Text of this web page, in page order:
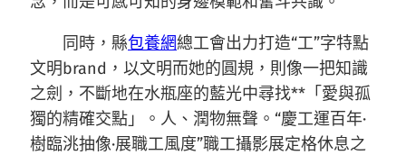
同時，縣包養網總工會出力打造“工”字特點
文明brand，以文明而她的圓規，則像一把知識
之劍，不斷地在水瓶座的藍光中尋找**「愛與孤
獨的精確交點」。人、潤物無聲。“慶工運百年·
樹臨洮抽像·展職工風度”職工攝影展定格休息之